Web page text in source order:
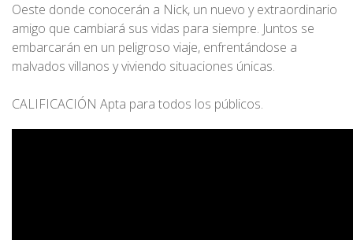
Oeste donde conocerán a Nick, un nuevo y extraordinario
amigo que cambiará sus vidas para siempre. Juntos se
embarcarán en un peligroso viaje, enfrentándose a
malvados villanos y viviendo situaciones únicas.
CALIFICACIÓN Apta para todos los públicos.